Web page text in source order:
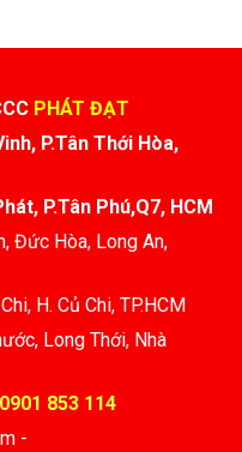
PHÁT ĐẠT
P.Tân Thới Hòa,
P.Tân Phú,Q7, HCM
Đức Hòa, Long An,
H. Củ Chi, TP.HCM
Long Thới, Nhà
0901 853 114
-